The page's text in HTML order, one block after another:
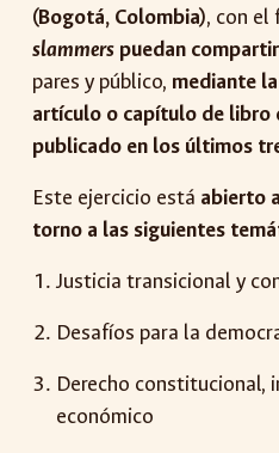
(Bogotá, Colombia), con el
slammers puedan
pares y público, mediante
artículo o capítulo de libro
publicado en los últimos
Este ejercicio está abierto
torno a las siguientes
Justicia transicional y
Desafíos para la
Derecho constitucional,
económico